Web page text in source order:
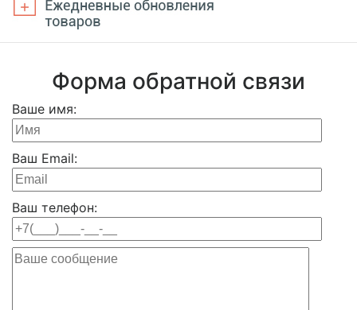
Форма обратной связи
Ваше имя:
Ваш Email:
Ваш телефон: